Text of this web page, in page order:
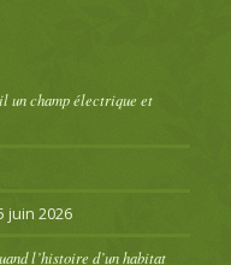
un champ électrique et
juin 2026
l’histoire d’un habitat